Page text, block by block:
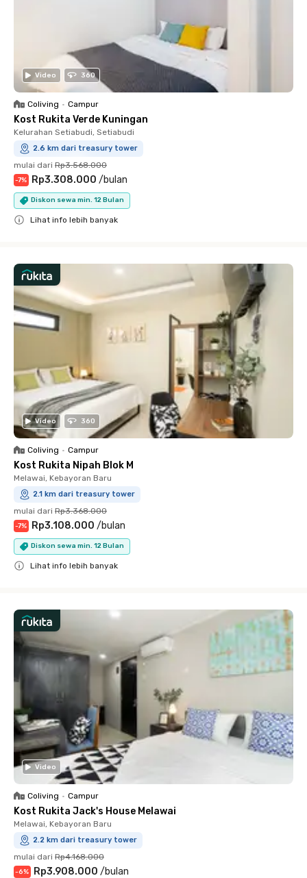
Video 360
Coliving • Campur
Kost Rukita Verde Kuningan
Kelurahan Setiabudi, Setiabudi
2.6 km dari treasury tower
mulai dari Rp3.568.000
-7% Rp3.308.000 /bulan
Diskon sewa min. 12 Bulan
Lihat info lebih banyak
Video 360
Coliving • Campur
Kost Rukita Nipah Blok M
Melawai, Kebayoran Baru
2.1 km dari treasury tower
mulai dari Rp3.368.000
-7% Rp3.108.000 /bulan
Diskon sewa min. 12 Bulan
Lihat info lebih banyak
Video
Coliving • Campur
Kost Rukita Jack's House Melawai
Melawai, Kebayoran Baru
2.2 km dari treasury tower
mulai dari Rp4.168.000
-6% Rp3.908.000 /bulan